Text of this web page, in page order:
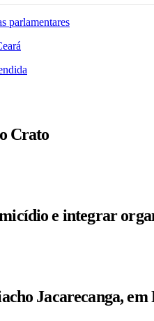
parlamentares
Crato
e integrar
Jacarecanga,